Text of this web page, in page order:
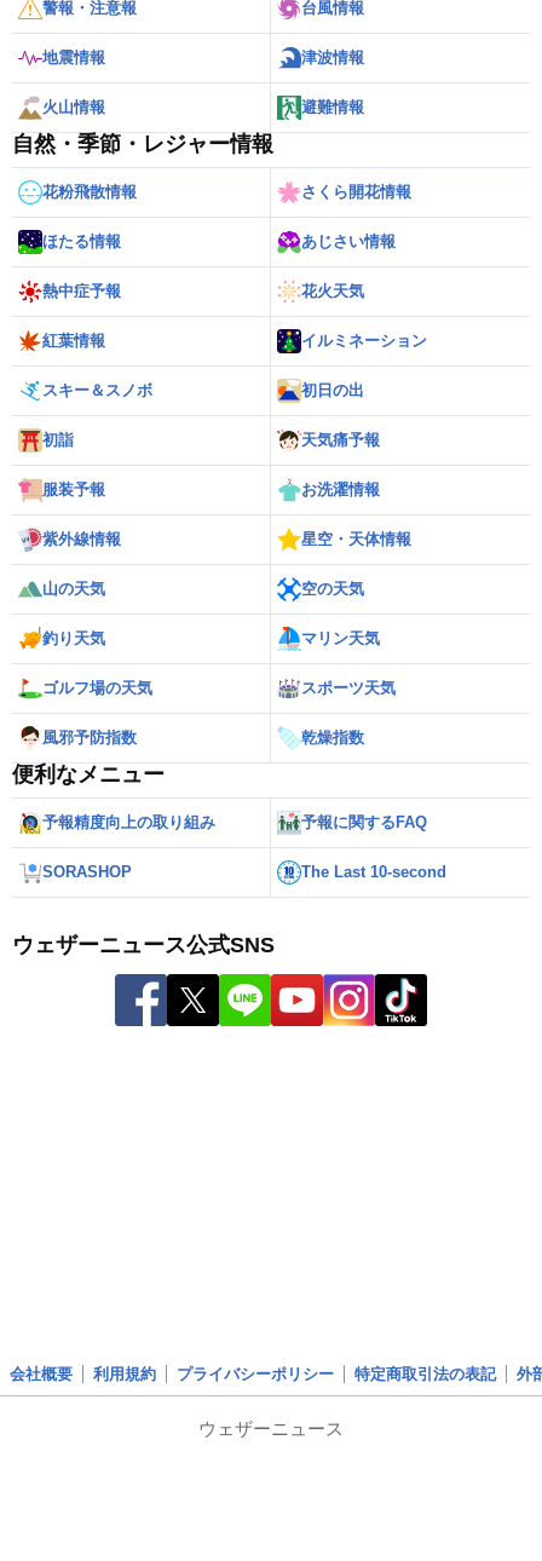
警報・注意報 台風情報
地震情報 津波情報
火山情報 避難情報
自然・季節・レジャー情報
花粉飛散情報 さくら開花情報
ほたる情報 あじさい情報
熱中症予報 花火天気
紅葉情報 イルミネーション
スキー＆スノボ 初日の出
初詣 天気痛予報
服装予報 お洗濯情報
紫外線情報 星空・天体情報
山の天気 空の天気
釣り天気 マリン天気
ゴルフ場の天気 スポーツ天気
風邪予防指数 乾燥指数
便利なメニュー
予報精度向上の取り組み 予報に関するFAQ
SORASHOP The Last 10-second
ウェザーニュース公式SNS
会社概要 利用規約 プライバシーポリシー 特定商取引法の表記 外
ウェザーニュース